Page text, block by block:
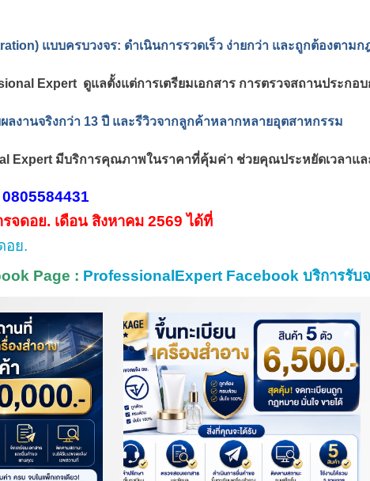
แบบครบวงจร: ดำเนินการรวดเร็ว ง่ายกว่า และถูกต้องตาม
Expert ดูแลตั้งแต่การเตรียมเอกสาร การตรวจสถานประกอ
ลงานจริงกว่า 13 ปี และรีวิวจากลูกค้าหลากหลายอุตสาหกรรม
Expert มีบริการคุณภาพในราคาที่คุ้มค่า ช่วยคุณประหยัดเวลาแ
จดอย. เดือน สิงหาคม 2569 ได้ที่
อย.
Page : ProfessionalExpert Facebook บริการรับ